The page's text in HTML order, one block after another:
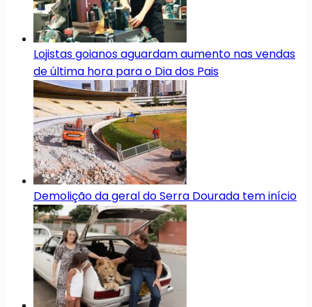
Lojistas goianos aguardam aumento nas vendas
de última hora para o Dia dos Pais
Demolição da geral do Serra Dourada tem início